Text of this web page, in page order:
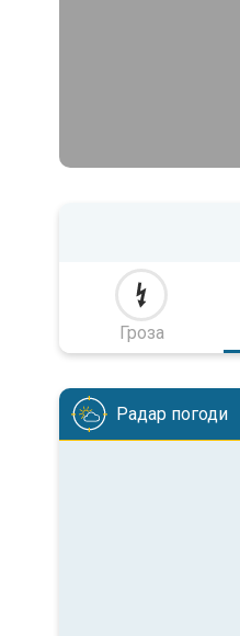
Гроза
Радар погоди